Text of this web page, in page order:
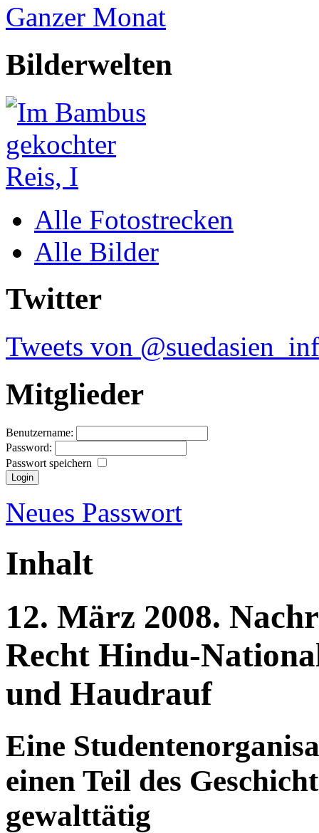
Ganzer Monat
Bilderwelten
Alle Fotostrecken
Alle Bilder
Twitter
Tweets von
Mitglieder
Benutzername:
Password:
Passwort speichern
Neues Passwort
Inhalt
12. März 2008.
Recht Hindu-
und Haudrauf
Eine
einen Teil des
gewalttätig